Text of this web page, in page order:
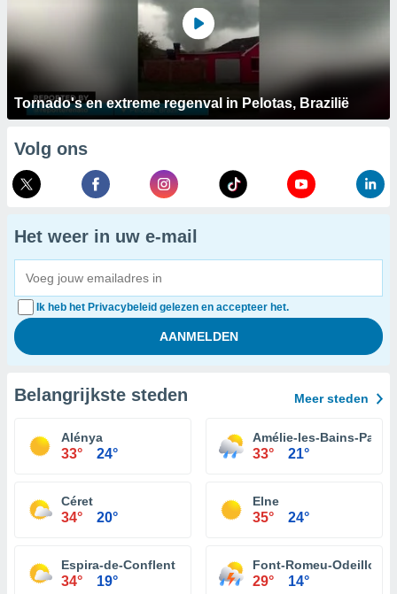
Tornado's en extreme regenval in Pelotas, Brazilië
Volg ons
Het weer in uw e-mail
Ik heb het Privacybeleid gelezen en accepteer het.
Belangrijkste steden Meer steden
Alénya
33° 24°
Amélie-les-Bains-
33° 21°
Céret
34° 20°
Elne
35° 24°
Espira-de-Conflent
34° 19°
Font-Romeu-Odeillo-
29° 14°